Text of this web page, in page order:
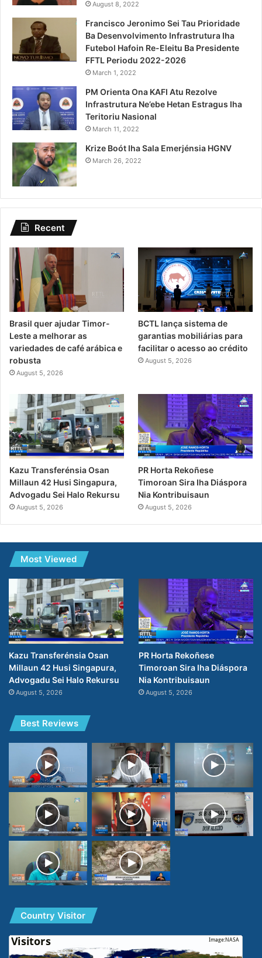
August 8, 2022
Francisco Jeronimo Sei Tau Prioridade
Ba Desenvolvimento Infrastrutura Iha
Futebol Hafoin Re-Eleitu Ba Presidente
FFTL Periodu 2022-2026
March 1, 2022
PM Orienta Ona KAFI Atu Rezolve
Infrastrutura Ne’ebe Hetan Estragus Iha
Teritoriu Nasional
March 11, 2022
Krize Boót Iha Sala Emerjénsia HGNV
March 26, 2022
Recent
Brasil quer ajudar Timor-
Leste a melhorar as
variedades de café arábica e
robusta
August 5, 2026
BCTL lança sistema de
garantias mobiliárias para
facilitar o acesso ao crédito
August 5, 2026
Kazu Transferénsia Osan
Millaun 42 Husi Singapura,
Advogadu Sei Halo Rekursu
August 5, 2026
PR Horta Rekoñese
Timoroan Sira Iha Diáspora
Nia Kontribuisaun
August 5, 2026
Most Viewed
Kazu Transferénsia Osan
Millaun 42 Husi Singapura,
Advogadu Sei Halo Rekursu
August 5, 2026
PR Horta Rekoñese
Timoroan Sira Iha Diáspora
Nia Kontribuisaun
August 5, 2026
Best Reviews
Country Visitor